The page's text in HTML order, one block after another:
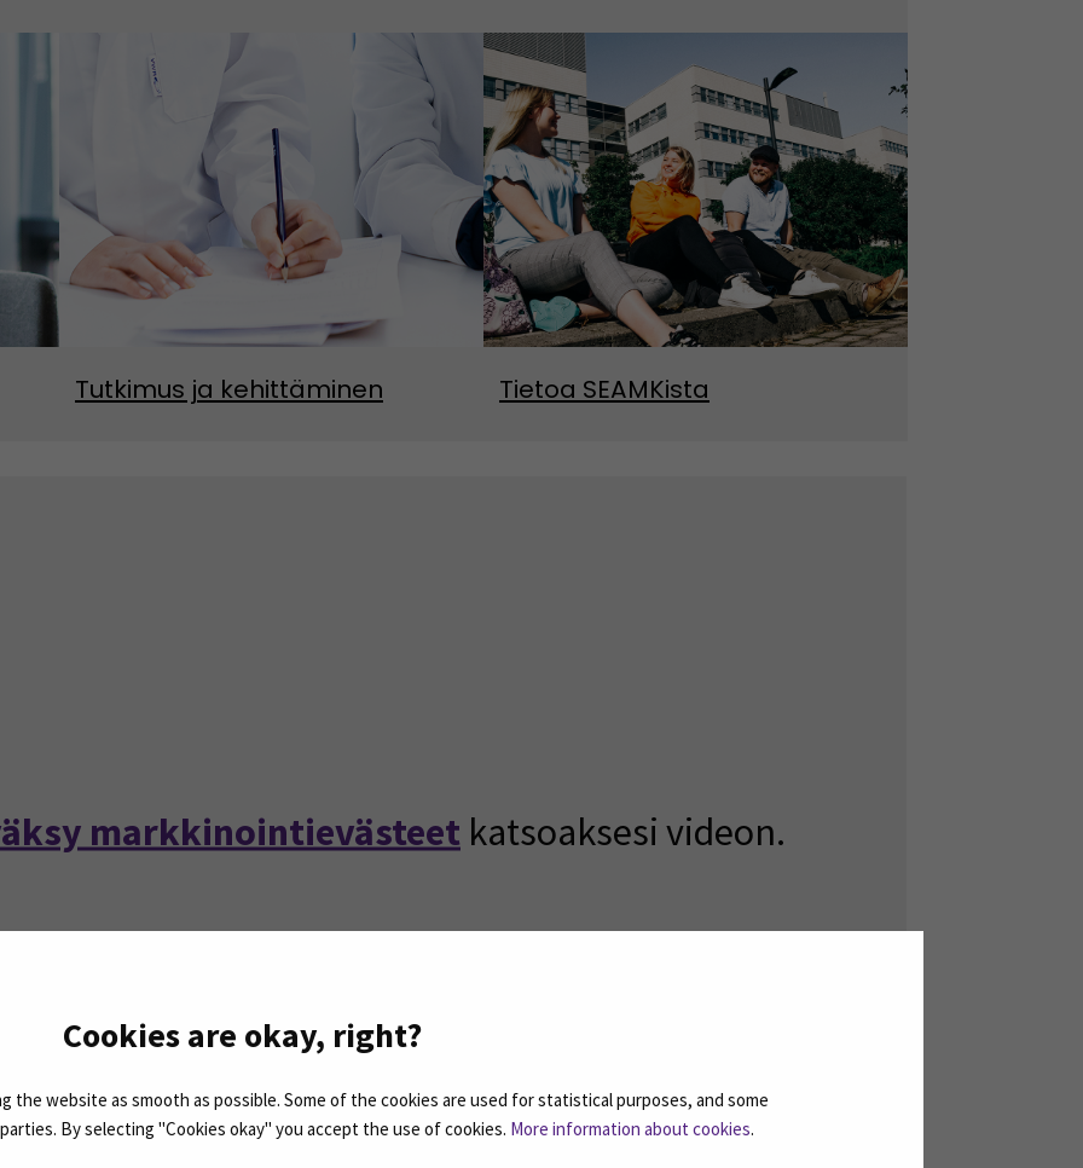
Cookies are okay, right?
the website as smooth as possible. Some of the cookies are used for statistical purposes, and some
By selecting "Cookies okay" you accept the use of cookies. More information about cookies.
Tutkimus ja kehittäminen Tietoa SEAMKista
markkinointievästeet katsoaksesi videon.